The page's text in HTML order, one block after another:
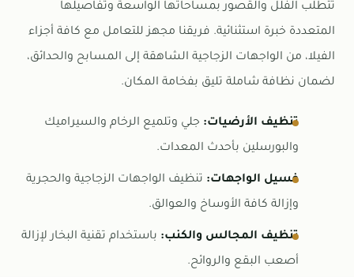
تتطلب الفلل والقصور بمساحاتها الواسعة وتفاصيلها
المتعددة خبرة استثنائية. فريقنا مجهز للتعامل مع كافة أجزاء
الفيلا، من الواجهات الزجاجية الشاهقة إلى المسابح والحدائق،
لضمان نظافة شاملة تليق بفخامة المكان.
تنظيف الأرضيات: جلي وتلميع الرخام والسيراميك
والبورسلين بأحدث المعدات.
غسيل الواجهات: تنظيف الواجهات الزجاجية والحجرية
وإزالة كافة الأوساخ والعوالق.
تنظيف المجالس والكنب: باستخدام تقنية البخار لإزالة
أصعب البقع والروائح.